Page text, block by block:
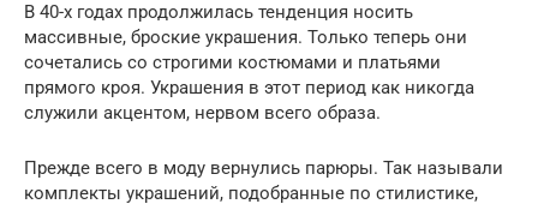
В 40-х годах продолжилась тенденция носить
массивные, броские украшения. Только теперь они
сочетались со строгими костюмами и платьями
прямого кроя. Украшения в этот период как никогда
служили акцентом, нервом всего образа.
Прежде всего в моду вернулись парюры. Так называли
комплекты украшений, подобранные по стилистике,